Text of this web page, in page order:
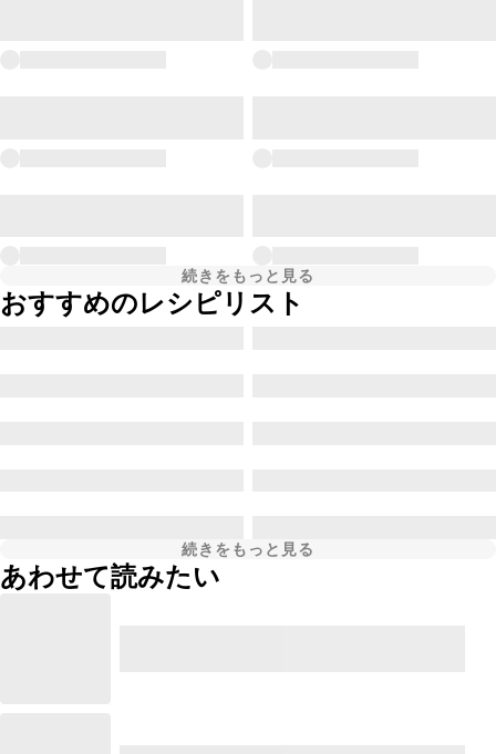
続きをもっと見る
おすすめのレシピリスト
続きをもっと見る
あわせて読みたい